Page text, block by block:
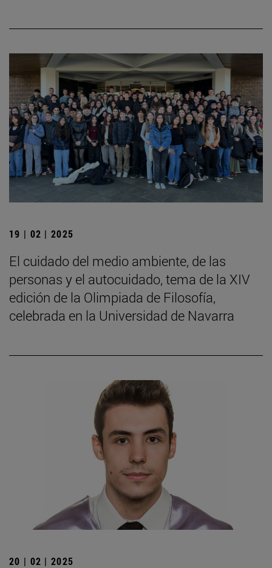
19 | 02 | 2025
El cuidado del medio ambiente, de las
personas y el autocuidado, tema de la XIV
edición de la Olimpiada de Filosofía,
celebrada en la Universidad de Navarra
20 | 02 | 2025